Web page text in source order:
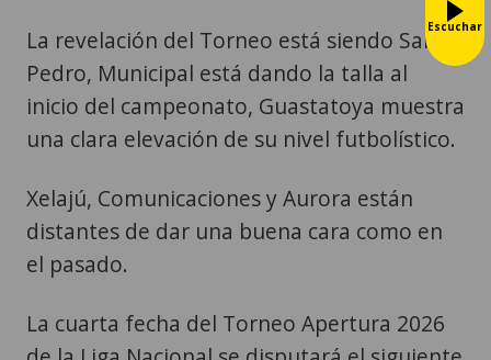
La revelación del Torneo está siendo San
Pedro, Municipal está dando la talla al
inicio del campeonato, Guastatoya muestra
una clara elevación de su nivel futbolístico.
Xelajú, Comunicaciones y Aurora están
distantes de dar una buena cara como en
el pasado.
La cuarta fecha del Torneo Apertura 2026
Escuchar